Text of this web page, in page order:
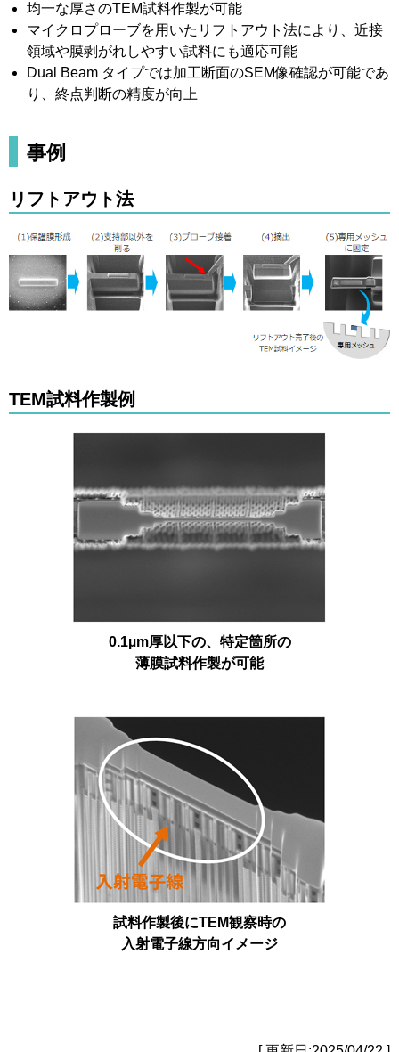
均一な厚さのTEM試料作製が可能
マイクロプローブを用いたリフトアウト法により、近接
領域や膜剥がれしやすい試料にも適応可能
Dual Beam タイプでは加工断面のSEM像確認が可能であ
り、終点判断の精度が向上
事例
リフトアウト法
TEM試料作製例
0.1µm厚以下の、特定箇所の
薄膜試料作製が可能
試料作製後にTEM観察時の
入射電子線方向イメージ